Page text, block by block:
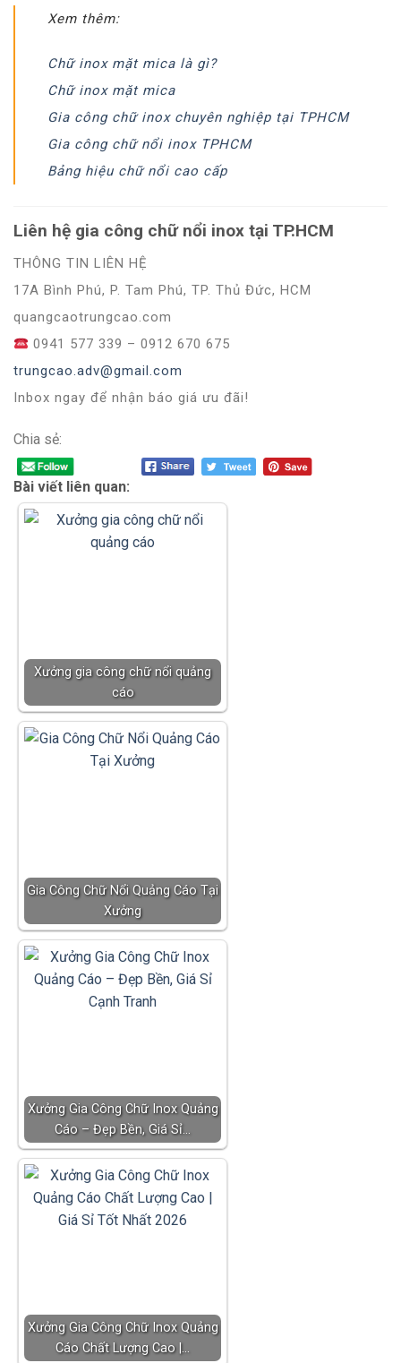
Xem thêm:
Chữ inox mặt mica là gì?
Chữ inox mặt mica
Gia công chữ inox chuyên nghiệp tại TPHCM
Gia công chữ nổi inox TPHCM
Bảng hiệu chữ nổi cao cấp
Liên hệ gia công chữ nổi inox tại TP.HCM
THÔNG TIN LIÊN HỆ
17A Bình Phú, P. Tam Phú, TP. Thủ Đức, HCM
quangcaotrungcao.com
0941 577 339 – 0912 670 675
trungcao.adv@gmail.com
Inbox ngay để nhận báo giá ưu đãi!
Chia sẻ:
Bài viết liên quan:
Xưởng gia công chữ nổi quảng
cáo
Gia Công Chữ Nổi Quảng Cáo Tại
Xưởng
Xưởng Gia Công Chữ Inox Quảng
Cáo – Đẹp Bền, Giá Sỉ…
Xưởng Gia Công Chữ Inox Quảng
Cáo Chất Lượng Cao |…